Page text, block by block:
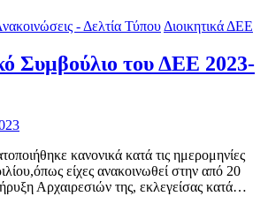
- Δελτία Τύπου Διοικητικά ΔΕΕ
Συμβούλιο του ΔΕΕ 2023-
κανονικά κατά τις ημερομηνίες
είχες ανακοινωθεί στην από 20
Αρχαιρεσιών της, εκλεγείσας κατά…